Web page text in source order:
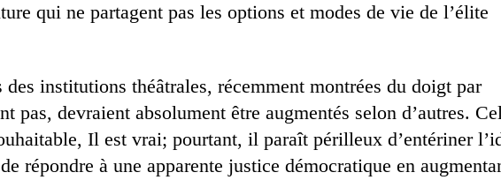
qui ne partagent pas les options et modes de vie de l’élite
des institutions théâtrales, récemment montrées du doigt par
pas, devraient absolument être augmentés selon d’autres.
Il est vrai; pourtant, il paraît périlleux d’entériner
répondre à une apparente justice démocratique en